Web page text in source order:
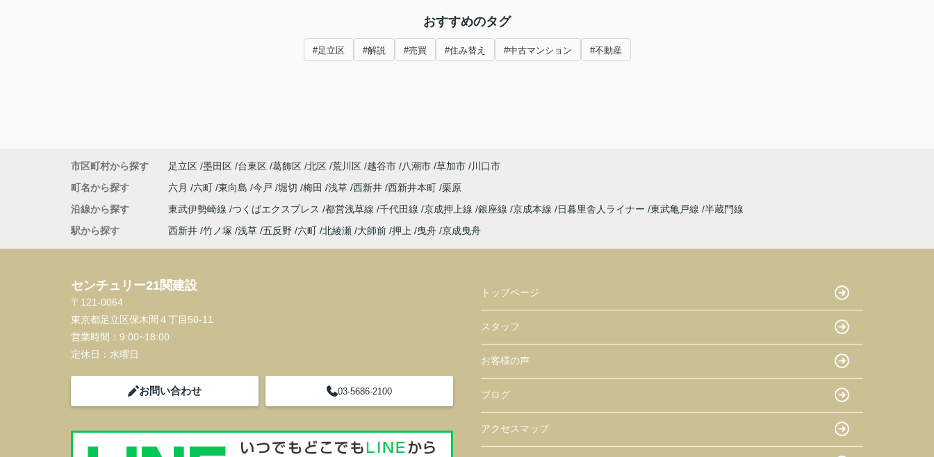
おすすめのタグ
#足立区 #解説 #売買 #住み替え #中古マンション #不動産
市区町村から探す 足立区 墨田区 台東区 葛飾区 北区 荒川区 越谷市 八潮市 草加市
川口市
町名から探す
六月 六町 東向島 今戸 堀切 梅田 浅草 西新井 西新井本町 栗原
沿線から探す
東武伊勢崎線 つくばエクスプレス 都営浅草線 千代田線 京成押上線 銀座線 京成本線 日暮里舎人ライナー 東武亀戸線 半蔵門線
駅から探す
西新井 竹ノ塚 浅草 五反野 六町 北綾瀬 大師前 押上 曳舟 京成曳舟
センチュリー21関建設
〒121-0064
東京都足立区保木間４丁目50-11
営業時間： 9:00~18:00
定休日： 水曜日
お問い合わせ 03-5686-2100
トップページ
スタッフ
お客様の声
ブログ
アクセスマップ